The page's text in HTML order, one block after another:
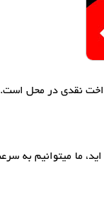
نقدی در محل است.
ما میتوانیم به